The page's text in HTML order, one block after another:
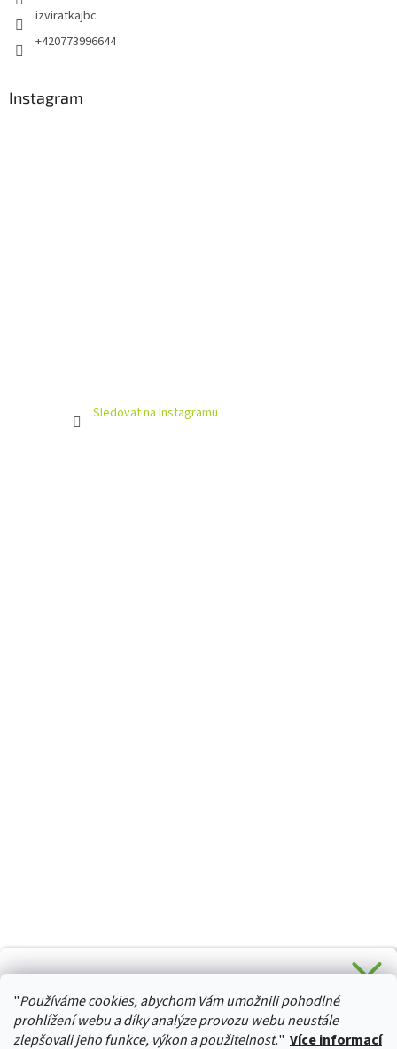
"Používáme cookies, abychom Vám umožnili pohodlné
prohlížení webu a díky analýze provozu webu neustále
zlepšovali jeho funkce, výkon a použitelnost." Více informací
izviratkajbc
+420773996644
Instagram
Sledovat na Instagramu
HURTTA-COLLECTION.CZ
Stačí se přihlásit k odběru novinek z našeho obchodu a je
Vaše :)